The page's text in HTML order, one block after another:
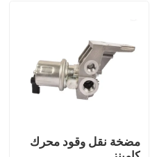
مضخة نقل وقود محرك